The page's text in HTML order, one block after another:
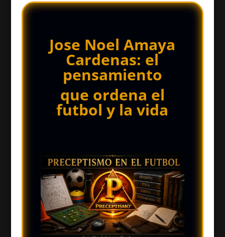
Jose Noel Amaya
Cardenas: el
pensamiento
que ordena el
futbol y la vida